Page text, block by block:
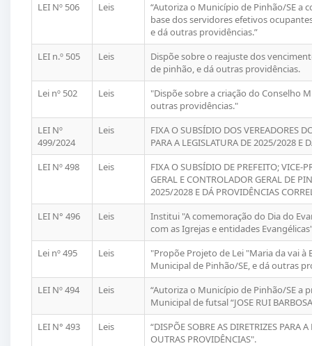
LEI Nº 506 Leis
“Autoriza o Município de Pinhão/SE a
base dos servidores efetivos
e dá outras providências.”
LEI n.º 505
Leis
Dispõe sobre o reajuste dos
de pinhão, e dá outras providências.
Lei nº 502
Leis
"Dispõe sobre a criação do Conselho
outras providências."
LEI Nº
499/2024
Leis
FIXA O SUBSÍDIO DOS VEREADORES
PARA A LEGISLATURA DE 2025/2028 E
LEI Nº 498
Leis
FIXA O SUBSÍDIO DE PREFEITO; VICE-
GERAL E CONTROLADOR GERAL DE
2025/2028 E DÁ PROVIDÊNCIAS
LEI N° 496
Leis
Institui "A comemoração do Dia do
com as Igrejas e entidades
Lei nº 495
Leis
"Propõe Projeto de Lei "Maria da vai à
Municipal de Pinhão/SE, e dá outras
LEI Nº 494
Leis
“Autoriza o Município de Pinhão/SE a
Municipal de futsal “JOSE RUI
LEI N° 493
Leis
“DISPÕE SOBRE AS DIRETRIZES PARA
OUTRAS PROVIDÊNCIAS".